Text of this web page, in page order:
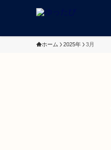
ホーム 2025年 3月